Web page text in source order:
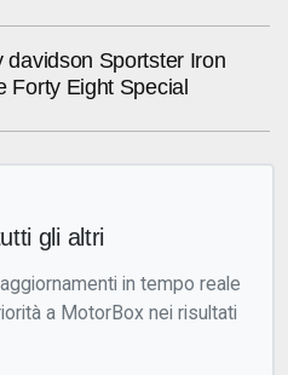
davidson Sportster Iron
Forty Eight Special
gli altri
in tempo reale
a MotorBox nei risultati